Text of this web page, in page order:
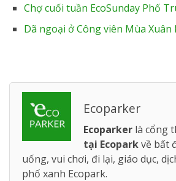
Chợ cuối tuần EcoSunday Phố
Dã ngoại ở Công viên Mùa Xuân
Ecoparker
Ecoparker là cổng
tại Ecoparkvề bất
uống, vui chơi, đi lại, giáo dục,
phố xanh Ecopark.